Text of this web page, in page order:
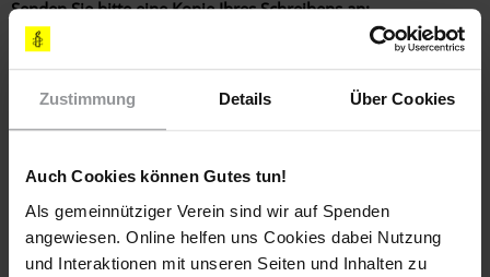
Zustimmung Details Über Cookies
Auch Cookies können Gutes tun!
Als gemeinnütziger Verein sind wir auf Spenden
angewiesen. Online helfen uns Cookies dabei Nutzung
und Interaktionen mit unseren Seiten und Inhalten zu
Senden Sie bitte eine Kopie Ihres Schreibens an:
Botschaft des Königreichs Kambodscha
I. E. Frau Sopharath Touch
E-Mail:rec-Berlin@t-online.de